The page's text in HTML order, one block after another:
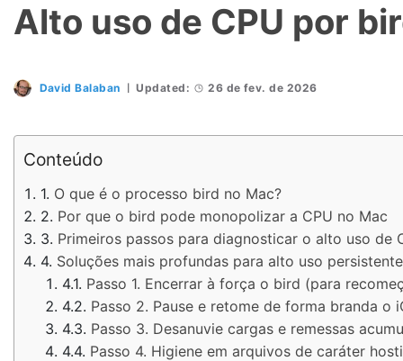
Alto uso de CPU por
David Balaban Updated: 26 de fev. de 2026
Conteúdo
O que é o processo bird no Mac?
Por que o bird pode monopolizar a CPU no Mac
Primeiros passos para diagnosticar o alto uso de
Soluções mais profundas para alto uso
Passo 1. Encerrar à força o bird (para
Passo 2. Pause e retome de forma branda o
Passo 3. Desanuvie cargas e remessas
Passo 4. Higiene em arquivos de caráter